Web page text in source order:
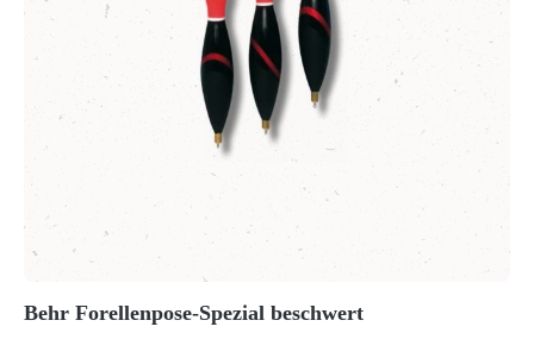
Behr Forellenpose-Spezial beschwert